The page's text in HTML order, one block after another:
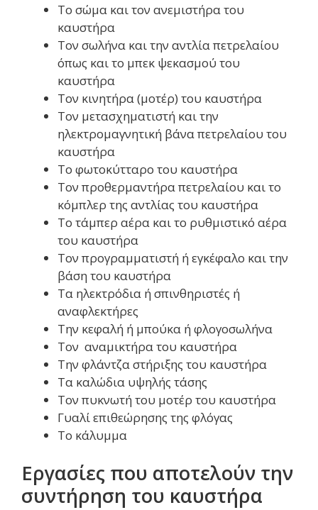
Το σώμα και τον ανεμιστήρα του
καυστήρα
Τον σωλήνα και την αντλία πετρελαίου
όπως και το μπεκ ψεκασμού του
καυστήρα
Τον κινητήρα (μοτέρ) του καυστήρα
Τον μετασχηματιστή και την
ηλεκτρομαγνητική βάνα πετρελαίου του
καυστήρα
Το φωτοκύτταρο του καυστήρα
Τον προθερμαντήρα πετρελαίου και το
κόμπλερ της αντλίας του καυστήρα
Το τάμπερ αέρα και το ρυθμιστικό αέρα
του καυστήρα
Τον προγραμματιστή ή εγκέφαλο και την
βάση του καυστήρα
Τα ηλεκτρόδια ή σπινθηριστές ή
αναφλεκτήρες
Την κεφαλή ή μπούκα ή φλογοσωλήνα
Τον αναμικτήρα του καυστήρα
Την φλάντζα στήριξης του καυστήρα
Τα καλώδια υψηλής τάσης
Τον πυκνωτή του μοτέρ του καυστήρα
Γυαλί επιθεώρησης της φλόγας
Το κάλυμμα
Εργασίες που αποτελούν την
συντήρηση του καυστήρα